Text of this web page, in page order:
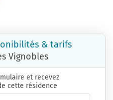
& tarifs
Vignobles
et recevez
cette résidence